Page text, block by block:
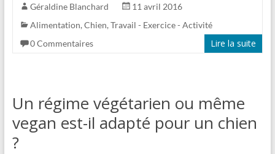
Géraldine Blanchard
11 avril 2016
Alimentation, Chien, Travail - Exercice - Activité
0 Commentaires
Lire la suite
Un régime végétarien ou même
vegan est-il adapté pour un chien
?